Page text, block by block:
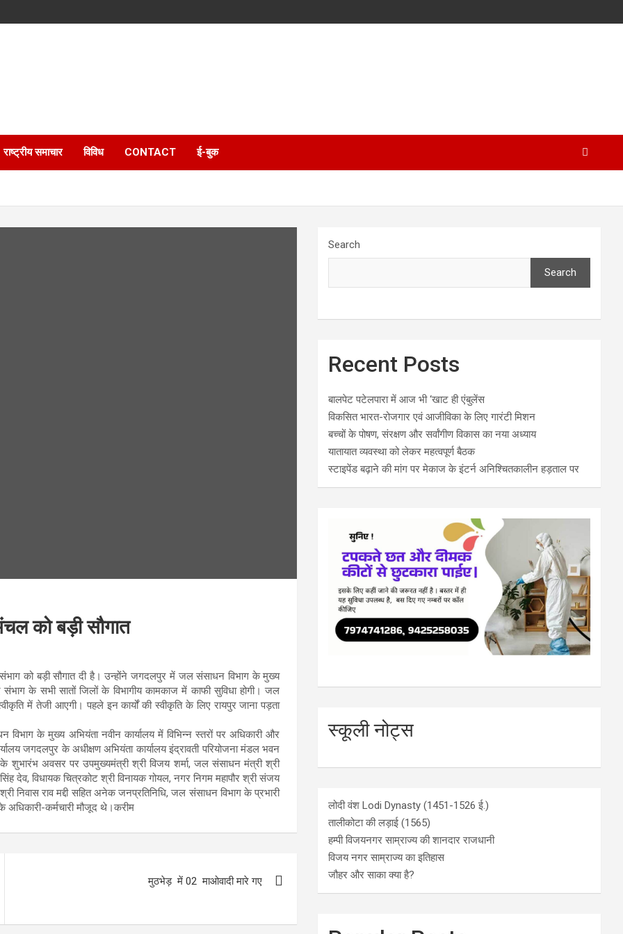
राष्ट्रीय समाचार विविध CONTACT ई-बुक
को बड़ी सौगात
को बड़ी सौगात दी है। उन्होंने जगदलपुर में जल संसाधन विभाग के मुख्य
के सभी सातों जिलों के विभागीय कामकाज में काफी सुविधा होगी। जल
में तेजी आएगी। पहले इन कार्यों की स्वीकृति के लिए रायपुर जाना पड़ता
के मुख्य अभियंता नवीन कार्यालय में विभिन्न स्तरों पर अधिकारी और
जगदलपुर के अधीक्षण अभियंता कार्यालय इंद्रावती परियोजना मंडल भवन
अवसर पर उपमुख्यमंत्री श्री विजय शर्मा, जल संसाधन मंत्री श्री
देव, विधायक चित्रकोट श्री विनायक गोयल, नगर निगम महापौर श्री संजय
निवास राव मद्दी सहित अनेक जनप्रतिनिधि, जल संसाधन विभाग के प्रभारी
कर्मचारी मौजूद थे।करीम
मुठभेड़ में 02 माओवादी मारे गए
Search
Search
Recent Posts
बालपेट पटेलपारा में आज भी ‘खाट ही एंबुलेंस
विकसित भारत-रोजगार एवं आजीविका के लिए गारंटी मिशन
बच्चों के पोषण, संरक्षण और सर्वांगीण विकास का नया अध्याय
यातायात व्यवस्था को लेकर महत्वपूर्ण बैठक
स्टाइपेंड बढ़ाने की मांग पर मेकाज के इंटर्न अनिश्चितकालीन हड़ताल पर
स्कूली नोट्स
लोदी वंश Lodi Dynasty (1451-1526 ई.)
तालीकोटा की लड़ाई (1565)
हम्पी विजयनगर साम्राज्य की शानदार राजधानी
विजय नगर साम्राज्य का इतिहास
जौहर और साका क्या है?